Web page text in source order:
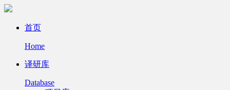
首页
Home
译研库
Database